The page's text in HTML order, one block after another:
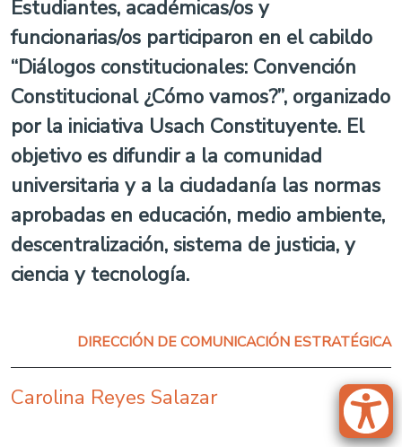
Estudiantes, académicas/os y
funcionarias/os participaron en el cabildo
“Diálogos constitucionales: Convención
Constitucional ¿Cómo vamos?”, organizado
por la iniciativa Usach Constituyente. El
objetivo es difundir a la comunidad
universitaria y a la ciudadanía las normas
aprobadas en educación, medio ambiente,
descentralización, sistema de justicia, y
ciencia y tecnología.
DIRECCIÓN DE COMUNICACIÓN ESTRATÉGICA
Carolina Reyes Salazar